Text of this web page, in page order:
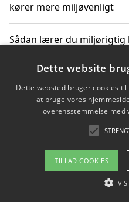
kører mere miljøvenligt
Sådan lærer du miljørigtig
Copyright
Om / kontakt
Dette website
Dette websted bruger cookies
at bruge vores
overensstemmelse med
TILLAD COOKIES
VIS